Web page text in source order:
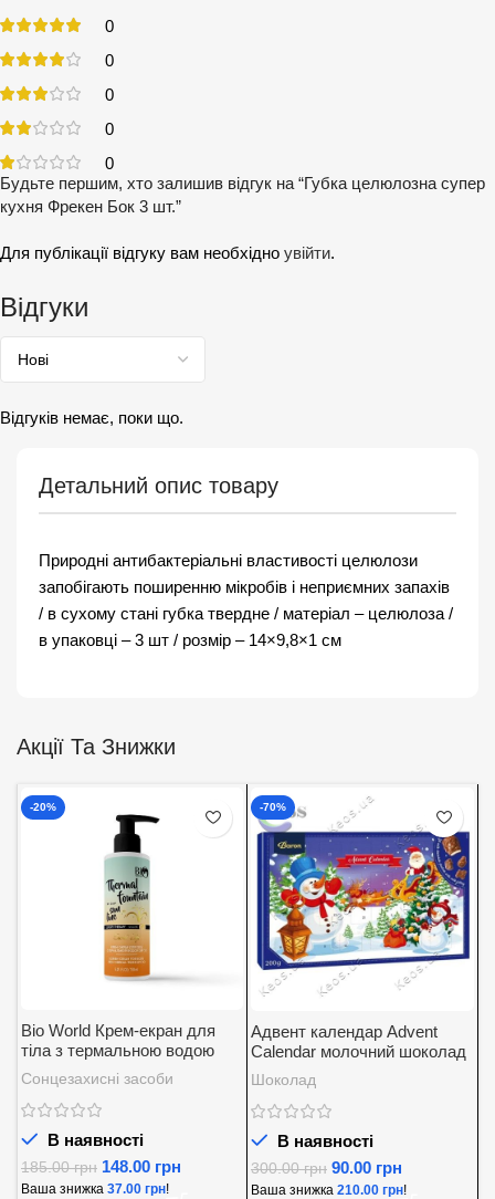
Детальний опис товару
Природні антибактеріальні властивості целюлози
запобігають поширенню мікробів і неприємних запахів
/ в сухому стані губка твердне / матеріал – целюлоза /
в упаковці – 3 шт / розмір – 14×9,8×1 см
0
0
0
0
0
Відгуки
Відгуків немає, поки що.
Будьте першим, хто залишив відгук на “Губка целюлозна супер
кухня Фрекен Бок 3 шт.”
Для публікації відгуку вам необхідно увійти.
Акції Та Знижки
-20%
Bio World Крем-екран для
тіла з термальною водою
SPF 30
Сонцезахисні засоби
В наявності
185.00грн 148.00 грн
Ваша знижка 37.00 грн!
-70%
Адвент календар Advent
Calendar молочний шоколад
із вершковою начинкою
Baron 200 г.
Шоколад
В наявності
300.00грн 90.00 грн
Ваша знижка 210.00 грн!